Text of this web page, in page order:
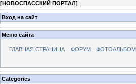
[НОВОСПАССКИЙ ПОРТАЛ]
Вход на сайт
Меню сайта
ГЛАВНАЯ СТРАНИЦА ФОРУМ ФОТОАЛЬБОМ
Categories